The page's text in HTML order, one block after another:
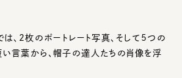
は、2枚のポートレート写真、そして5つの
言葉から、帽子の達人たちの肖像を浮